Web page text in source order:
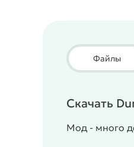
Файлы
Скачать
Мод - много